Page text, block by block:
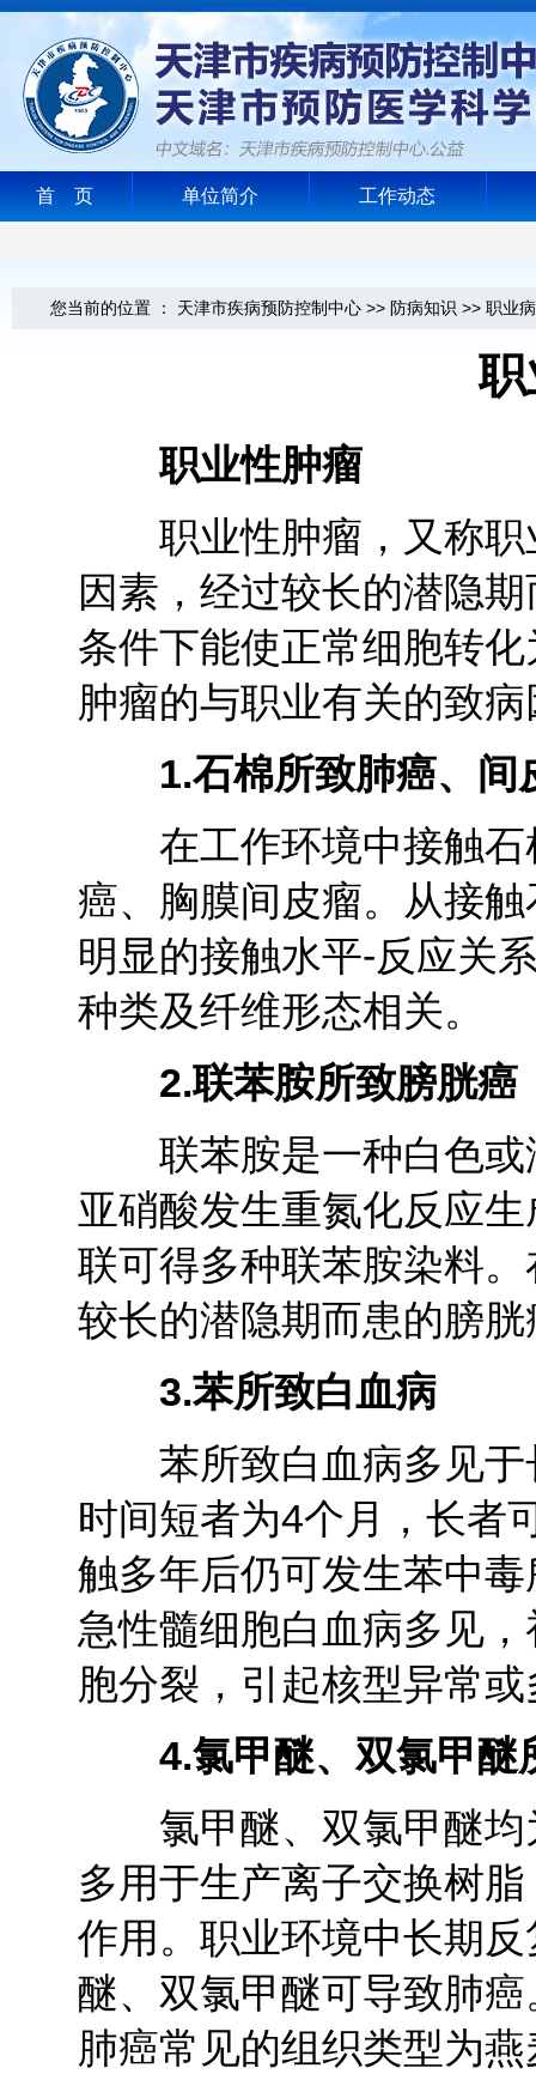
首 页 单位简介 工作动态
您当前的位置 ： 天津市疾病预防控制中心 >> 防病知识 >> 职业病
职业性肿瘤
职业性肿瘤，又称职
因素，经过较长的潜隐
条件下能使正常细胞转
肿瘤的与职业有关的致
1.石棉所致肺癌、间
在工作环境中接触石
癌、胸膜间皮瘤。从接
明显的接触水平-反应关
种类及纤维形态相关。
2.联苯胺所致膀胱癌
联苯胺是一种白色或
亚硝酸发生重氮化反应
联可得多种联苯胺染料
较长的潜隐期而患的膀
3.苯所致白血病
苯所致白血病多见于
时间短者为4个月，长者
触多年后仍可发生苯中
急性髓细胞白血病多见
胞分裂，引起核型异常
4.氯甲醚、双氯甲醚
氯甲醚、双氯甲醚均
多用于生产离子交换树
作用。职业环境中长期
醚、双氯甲醚可导致肺
肺癌常见的组织类型为